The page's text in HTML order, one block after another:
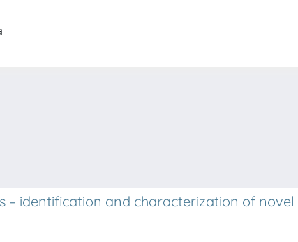
– identification and characterization of